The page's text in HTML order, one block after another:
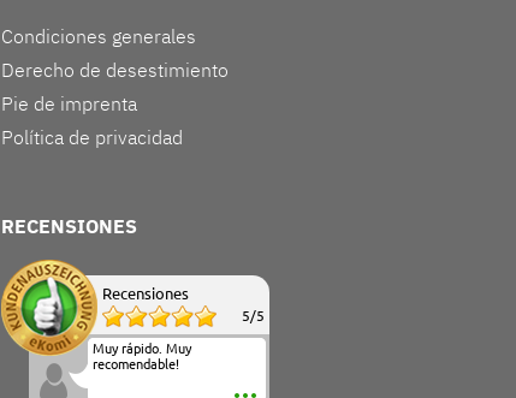
Condiciones generales
Derecho de desestimiento
Pie de imprenta
Política de privacidad
RECENSIONES
Recensiones
5/5
Muy rápido. Muy
recomendable!